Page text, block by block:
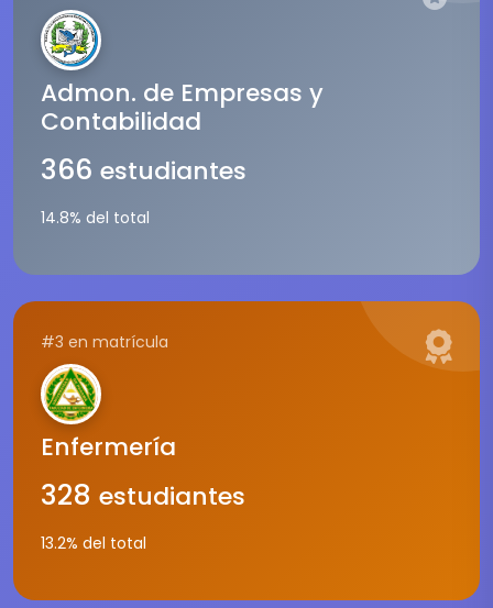
Admon. de Empresas y
Contabilidad
366 estudiantes
14.8% del total
#3 en matrícula
Enfermería
328 estudiantes
13.2% del total